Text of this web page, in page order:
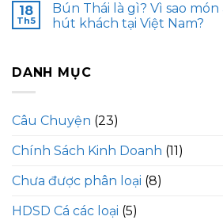
18
Th5
Bún Thái là gì? Vì sao
hút khách tại Việt Nam?
DANH MỤC
Câu Chuyện (23)
Chính Sách Kinh Doanh (11)
Chưa được phân loại (8)
HDSD Cá các loại (5)